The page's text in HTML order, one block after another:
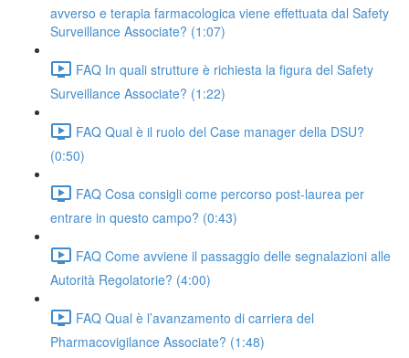
avverso e terapia farmacologica viene effettuata dal Safety
Surveillance Associate? (1:07)
FAQ In quali strutture è richiesta la figura del Safety
Surveillance Associate? (1:22)
FAQ Qual è il ruolo del Case manager della DSU?
(0:50)
FAQ Cosa consigli come percorso post-laurea per
entrare in questo campo? (0:43)
FAQ Come avviene il passaggio delle segnalazioni alle
Autorità Regolatorie? (4:00)
FAQ Qual è l’avanzamento di carriera del
Pharmacovigilance Associate? (1:48)